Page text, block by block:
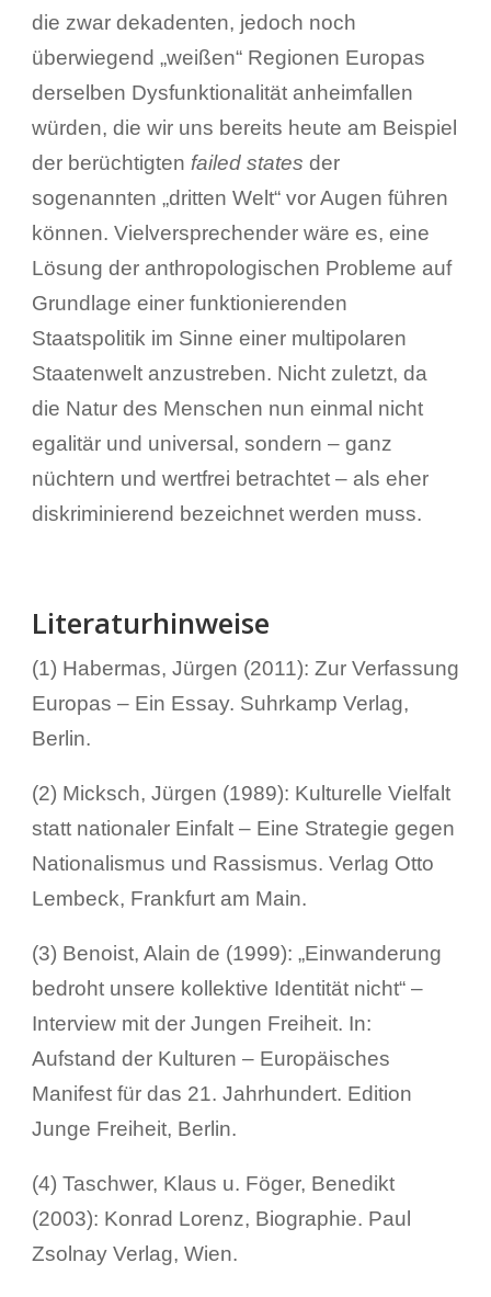
die zwar dekadenten, jedoch noch
überwiegend „weißen“ Regionen Europas
derselben Dysfunktionalität anheimfallen
würden, die wir uns bereits heute am Beispiel
der berüchtigten failed states der
sogenannten „dritten Welt“ vor Augen führen
können. Vielversprechender wäre es, eine
Lösung der anthropologischen Probleme auf
Grundlage einer funktionierenden
Staatspolitik im Sinne einer multipolaren
Staatenwelt anzustreben. Nicht zuletzt, da
die Natur des Menschen nun einmal nicht
egalitär und universal, sondern – ganz
nüchtern und wertfrei betrachtet – als eher
diskriminierend bezeichnet werden muss.
Literaturhinweise
(1) Habermas, Jürgen (2011): Zur Verfassung
Europas – Ein Essay. Suhrkamp Verlag,
Berlin.
(2) Micksch, Jürgen (1989): Kulturelle Vielfalt
statt nationaler Einfalt – Eine Strategie gegen
Nationalismus und Rassismus. Verlag Otto
Lembeck, Frankfurt am Main.
(3) Benoist, Alain de (1999): „Einwanderung
bedroht unsere kollektive Identität nicht“ –
Interview mit der Jungen Freiheit. In:
Aufstand der Kulturen – Europäisches
Manifest für das 21. Jahrhundert. Edition
Junge Freiheit, Berlin.
(4) Taschwer, Klaus u. Föger, Benedikt
(2003): Konrad Lorenz, Biographie. Paul
Zsolnay Verlag, Wien.